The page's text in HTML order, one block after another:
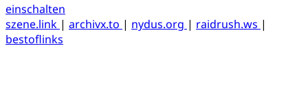
einschalten
szene.link | archivx.to | nydus.org | raidrush.ws |
bestoflinks